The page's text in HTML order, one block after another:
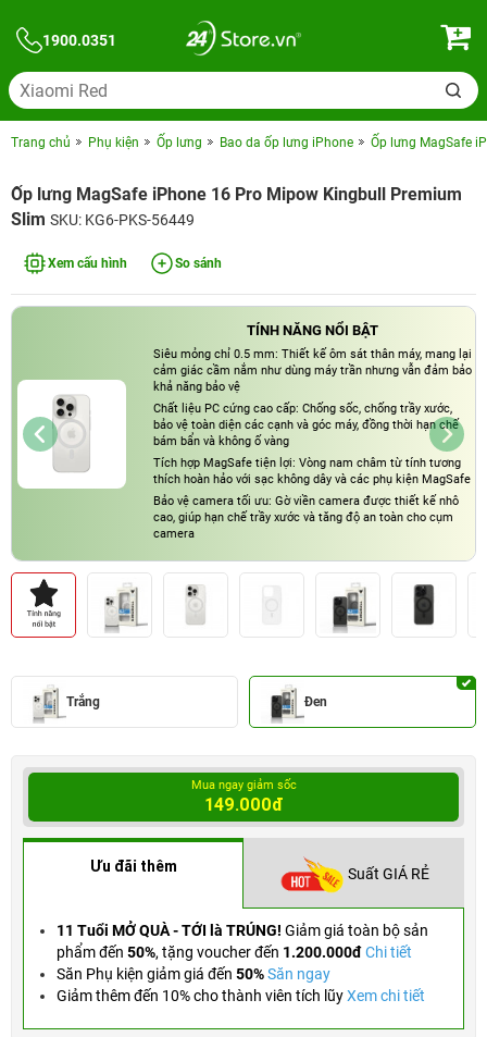
1900.0351
Trang chủ Phụ kiện Ốp lưng Bao da ốp lưng iPhone Ốp lưng MagSafe
Ốp lưng MagSafe iPhone 16 Pro Mipow Kingbull Premium
Slim SKU: KG6-PKS-56449
Xem cấu hình So sánh
TÍNH NĂNG NỔI BẬT
Siêu mỏng chỉ 0.5 mm: Thiết kế ôm sát thân máy, mang lại
cảm giác cầm nắm như dùng máy trần nhưng vẫn đảm bảo
khả năng bảo vệ
Chất liệu PC cứng cao cấp: Chống sốc, chống trầy xước,
bảo vệ toàn diện các cạnh và góc máy, đồng thời hạn chế
bám bẩn và không ố vàng
Tích hợp MagSafe tiện lợi: Vòng nam châm từ tính tương
thích hoàn hảo với sạc không dây và các phụ kiện MagSafe
Bảo vệ camera tối ưu: Gờ viền camera được thiết kế nhô
cao, giúp hạn chế trầy xước và tăng độ an toàn cho cụm
camera
Trắng Đen
Mua ngay giảm sốc
149.000đ
Ưu đãi thêm Suất GIÁ RẺ
11 Tuổi MỞ QUÀ - TỚI là TRÚNG! Giảm giá toàn bộ sản
phẩm đến 50%, tặng voucher đến 1.200.000đChi tiết
Săn Phụ kiện giảm giá đến 50%Săn ngay
Giảm thêm đến 10% cho thành viên tích lũyXem chi tiết